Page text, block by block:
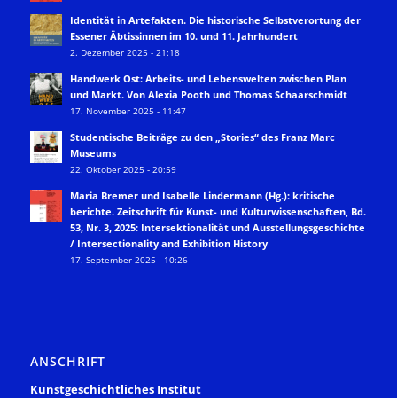
Identität in Artefakten. Die historische Selbstverortung der
Essener Äbtissinnen im 10. und 11. Jahrhundert
2. Dezember 2025 - 21:18
Handwerk Ost: Arbeits- und Lebenswelten zwischen Plan
und Markt. Von Alexia Pooth und Thomas Schaarschmidt
17. November 2025 - 11:47
Studentische Beiträge zu den „Stories“ des Franz Marc
Museums
22. Oktober 2025 - 20:59
Maria Bremer und Isabelle Lindermann (Hg.): kritische
berichte. Zeitschrift für Kunst- und Kulturwissenschaften, Bd.
53, Nr. 3, 2025: Intersektionalität und Ausstellungsgeschichte
/ Intersectionality and Exhibition History
17. September 2025 - 10:26
ANSCHRIFT
Kunstgeschichtliches Institut